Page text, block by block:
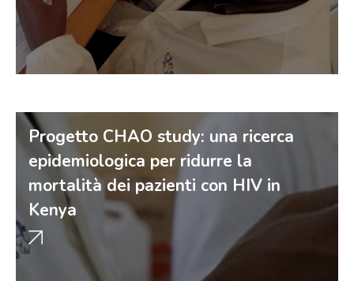
Progetto CHAO study: una ricerca
epidemiologica per ridurre la
mortalità dei pazienti con HIV in
Kenya